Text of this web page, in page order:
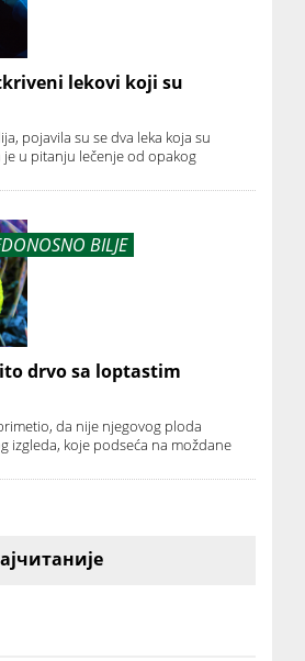
lekovi koji su
pojavila su se dva leka koja su
u pitanju lečenje od opakog
BILJE
drvo sa loptastim
da nije njegovog ploda
izgleda, koje podseća na moždane